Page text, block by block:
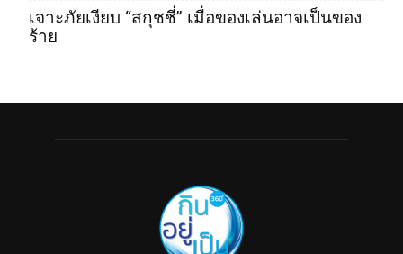
เจาะภัยเงียบ “สกุชชี่” เมื่อของเล่นอาจเป็นของ
ร้าย